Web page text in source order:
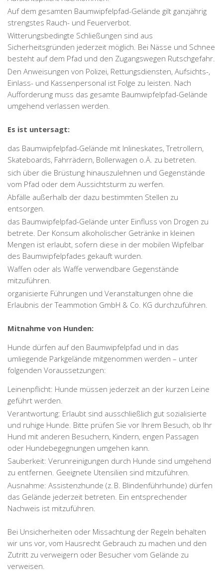
Auf dem gesamten Baumwipfelpfad-Gelände gilt ganzjährig
strengstes Rauch- und Feuerverbot.
Witterungsbedingte Schließungen sind aus
Sicherheitsgründen jederzeit möglich. Bei Nässe und Schnee
besteht auf dem Pfad und den Zugangswegen Rutschgefahr.
Den Anweisungen von Polizei, Rettungsdiensten, Aufsichts-,
Einlass- und Kassenpersonal ist Folge zu leisten. Nach
Aufforderung muss das gesamte Baumwipfelpfad-Gelände
umgehend verlassen werden.
Es ist untersagt:
das Baumwipfelpfad-Gelände mit Inlineskates, Tretrollern,
Skateboards, Fahrrädern, Bollerwagen o.Ä. zu betreten.
sich über die Brüstung hinauszulehnen und Gegenstände
vom Pfad oder dem Aussichtsturm zu werfen.
Abfälle außerhalb der dazu bestimmten Stellen zu
entsorgen.
das Baumwipfelpfad-Gelände unter Einfluss von Drogen zu
betrete. Der Konsum alkoholischer Getränke in kleinen
Mengen ist erlaubt, sofern diese in der mobilen Wipfelbar
des Baumwipfelpfades gekauft wurden.
Waffen oder als Waffe verwendbare Gegenstände
mitzuführen.
organisierte Führungen und Veranstaltungen ohne die
Erlaubnis der Teammotion GmbH & Co. KG durchzuführen.
Mitnahme von Hunden:
Hunde dürfen auf den Baumwipfelpfad und in das
umliegende Parkgelände mitgenommen werden – unter
folgenden Voraussetzungen:
Leinenpflicht: Hunde müssen jederzeit an der kurzen Leine
geführt werden.
Verantwortung: Erlaubt sind ausschließlich gut sozialisierte
und ruhige Hunde. Bitte prüfen Sie vor Ihrem Besuch, ob Ihr
Hund mit anderen Besuchern, Kindern, engen Passagen
oder Hundebegegnungen umgehen kann.
Sauberkeit: Verunreinigungen durch Hunde sind umgehend
zu entfernen. Geeignete Utensilien sind mitzuführen.
Ausnahme: Assistenzhunde (z. B. Blindenführhunde) dürfen
das Gelände jederzeit betreten. Ein entsprechender
Nachweis ist mitzuführen.
Bei Unsicherheiten oder Missachtung der Regeln behalten
wir uns vor, vom Hausrecht Gebrauch zu machen und den
Zutritt zu verweigern oder Besucher vom Gelände zu
verweisen.